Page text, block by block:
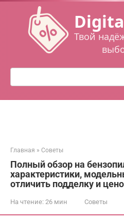
Перейти
контенту
Твой
Поиск:
Главная » Советы
Полный обзор на
характеристики,
отличить подделку и
На чтение: 26 мин Советы